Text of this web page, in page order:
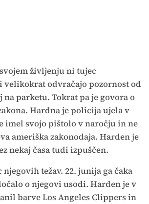
življenju ni tujec
velikokrat odvračajo pozornost od
parketu. Tokrat pa je govora o
Hardna je policija ujela v
imel svojo pištolo v naročju in ne
ameriška zakonodaja. Harden je
nekaj časa tudi izpuščen.
njegovih težav. 22. junija ga čaka
o njegovi usodi. Harden je v
barve Los Angeles Clippers in